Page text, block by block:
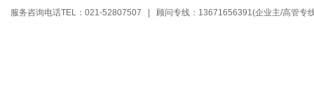
服务咨询电话TEL：021-52807507 | 顾问专线：13671656391(企业主/高管